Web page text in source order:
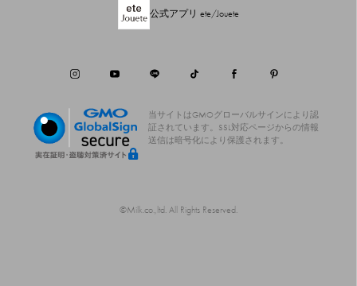
公式アプリ ete/Jouete
当サイトはGMOグローバルサインにより認
証されています。
SSL対応ページからの情報
送信は暗号化により保護されます。
©Milk.co.,ltd. All Rights Reserved.